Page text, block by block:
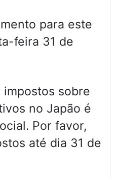
para este
feira 31 de
impostos sobre
no Japão é
Por favor,
até dia 31 de